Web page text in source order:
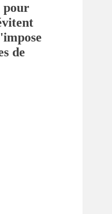
pour
de